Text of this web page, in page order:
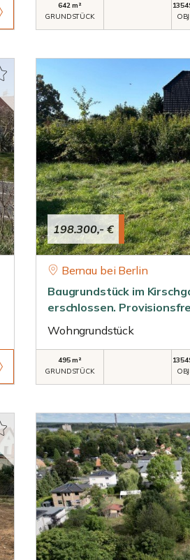
642 m²
GRUNDSTÜCK
198.300,- €
Bernau bei Berlin
Baugrundstück im
erschlossen.
Wohngrundstück
495 m²
GRUNDSTÜCK